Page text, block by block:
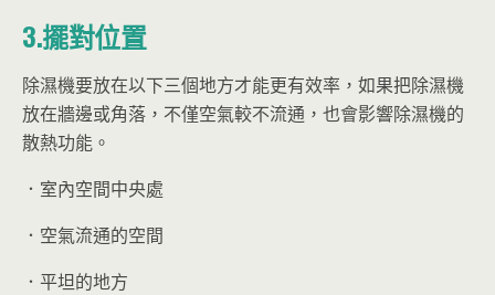
3.擺對位置
除濕機要放在以下三個地方才能更有效率，如果把除濕機
放在牆邊或角落，不僅空氣較不流通，也會影響除濕機的
散熱功能。
．室內空間中央處
．空氣流通的空間
．平坦的地方